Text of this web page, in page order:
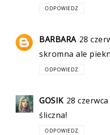
ODPOWIEDZ
BARBARA 28
skromna ale
ODPOWIEDZ
GOSIK 28
śliczna!
ODPOWIEDZ